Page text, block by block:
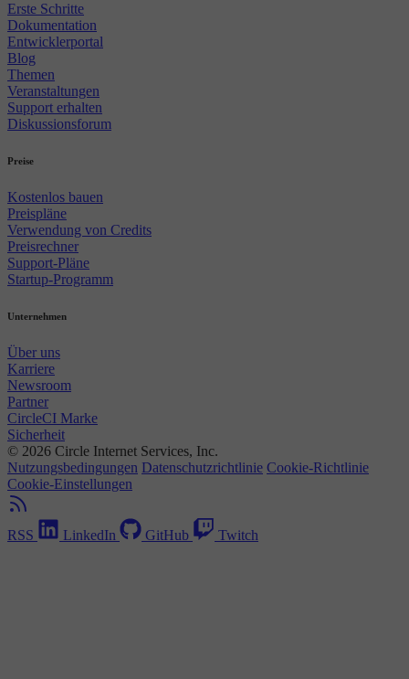
Erste Schritte
Dokumentation
Entwicklerportal
Blog
Themen
Veranstaltungen
Support erhalten
Diskussionsforum
Preise
Kostenlos bauen
Preispläne
Verwendung von Credits
Preisrechner
Support-Pläne
Startup-Programm
Unternehmen
Über uns
Karriere
Newsroom
Partner
CircleCI Marke
Sicherheit
© 2026 Circle Internet Services, Inc.
Nutzungsbedingungen Datenschutzrichtlinie Cookie-Richtlinie
Cookie-Einstellungen
RSS LinkedIn GitHub Twitch